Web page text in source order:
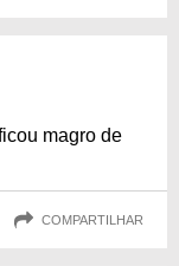
magro de
COMPARTILHAR